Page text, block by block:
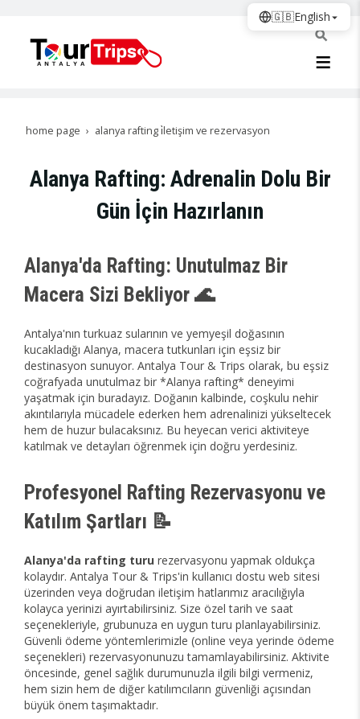
home page alanya rafting i̇letişim ve rezervasyon
Alanya Rafting: Adrenalin Dolu Bir
Gün İçin Hazırlanın
Alanya'da Rafting: Unutulmaz Bir
Macera Sizi Bekliyor 🌊
Antalya'nın turkuaz sularının ve yemyeşil doğasının
kucakladığı Alanya, macera tutkunları için eşsiz bir
destinasyon sunuyor. Antalya Tour & Trips olarak, bu eşsiz
coğrafyada unutulmaz bir *Alanya rafting* deneyimi
yaşatmak için buradayız. Doğanın kalbinde, coşkulu nehir
akıntılarıyla mücadele ederken hem adrenalinizi yükseltecek
hem de huzur bulacaksınız. Bu heyecan verici aktiviteye
katılmak ve detayları öğrenmek için doğru yerdesiniz.
Profesyonel Rafting Rezervasyonu ve
Katılım Şartları 📝
Alanya'da rafting turu rezervasyonu yapmak oldukça
kolaydır. Antalya Tour & Trips'in kullanıcı dostu web sitesi
üzerinden veya doğrudan iletişim hatlarımız aracılığıyla
kolayca yerinizi ayırtabilirsiniz. Size özel tarih ve saat
seçenekleriyle, grubunuza en uygun turu planlayabilirsiniz.
Güvenli ödeme yöntemlerimizle (online veya yerinde ödeme
seçenekleri) rezervasyonunuzu tamamlayabilirsiniz. Aktivite
öncesinde, genel sağlık durumunuzla ilgili bilgi vermeniz,
hem sizin hem de diğer katılımcıların güvenliği açısından
büyük önem taşımaktadır.
🇬🇧English